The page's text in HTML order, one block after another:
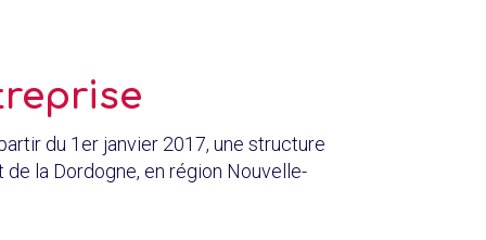
du 1er janvier 2017, une structure
la Dordogne, en région Nouvelle-